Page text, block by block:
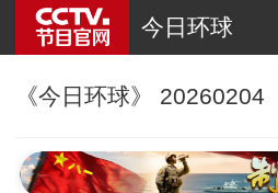
今日环球
《今日环球》 20260204